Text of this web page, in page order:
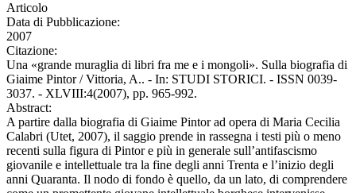
Articolo
Data di Pubblicazione:
2007
Citazione:
Una «grande muraglia di libri fra me e i mongoli». Sulla biografia di
Giaime Pintor / Vittoria, A.. - In: STUDI STORICI. - ISSN 0039-
3037. - XLVIII:4(2007), pp. 965-992.
Abstract:
A partire dalla biografia di Giaime Pintor ad opera di Maria Cecilia
Calabri (Utet, 2007), il saggio prende in rassegna i testi più o meno
recenti sulla figura di Pintor e più in generale sull’antifascismo
giovanile e intellettuale tra la fine degli anni Trenta e l’inizio degli
anni Quaranta. Il nodo di fondo è quello, da un lato, di comprendere